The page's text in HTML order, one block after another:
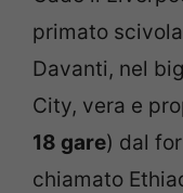
primato
Davanti, nel
City, vera e
18 gare) dal
chiamato